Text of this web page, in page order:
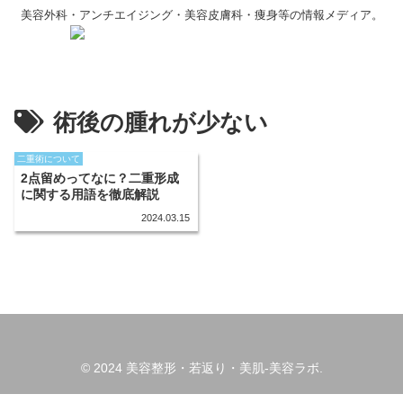
美容外科・アンチエイジング・美容皮膚科・痩身等の情報メディア。
術後の腫れが少ない
二重術について
2点留めってなに？二重形成
に関する用語を徹底解説
2024.03.15
© 2024 美容整形・若返り・美肌-美容ラボ.